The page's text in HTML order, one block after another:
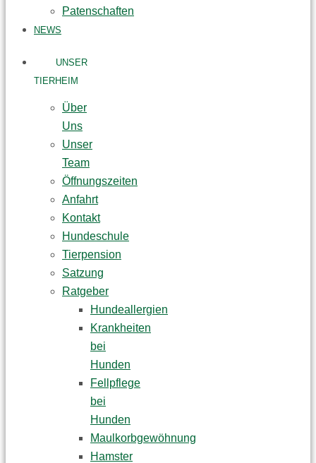
Patenschaften
NEWS
UNSER
TIERHEIM
Über
Uns
Unser
Team
Öffnungszeiten
Anfahrt
Kontakt
Hundeschule
Tierpension
Satzung
Ratgeber
Hundeallergien
Krankheiten
bei
Hunden
Fellpflege
bei
Hunden
Maulkorbgewöhnung
Hamster